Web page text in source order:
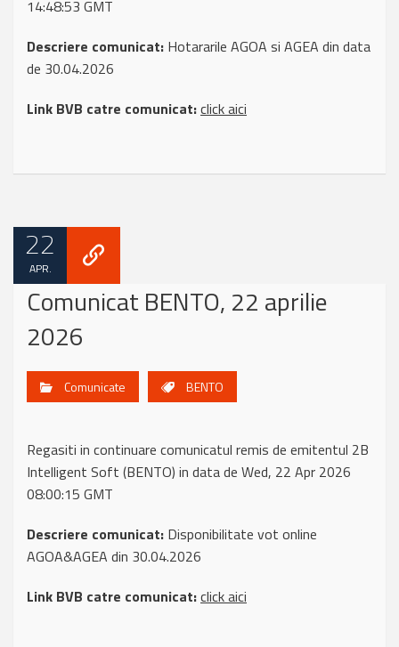
14:48:53 GMT
Descriere comunicat: Hotararile AGOA si AGEA din data
de 30.04.2026
Link BVB catre comunicat:click aici
22
APR.
Comunicat BENTO, 22 aprilie
2026
Comunicate BENTO
Regasiti in continuare comunicatul remis de emitentul 2B
Intelligent Soft (BENTO) in data de Wed, 22 Apr 2026
08:00:15 GMT
Descriere comunicat: Disponibilitate vot online
AGOA&AGEA din 30.04.2026
Link BVB catre comunicat:click aici